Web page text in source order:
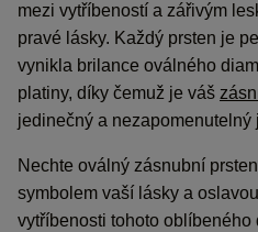
mezi vytříbeností a zářivým
pravé lásky. Každý prsten je
vynikla brilance oválného
platiny, díky čemuž je váš
jedinečný a
Nechte oválný zásnubní
symbolem vaší lásky a
vytříbenosti tohoto oblíbeného